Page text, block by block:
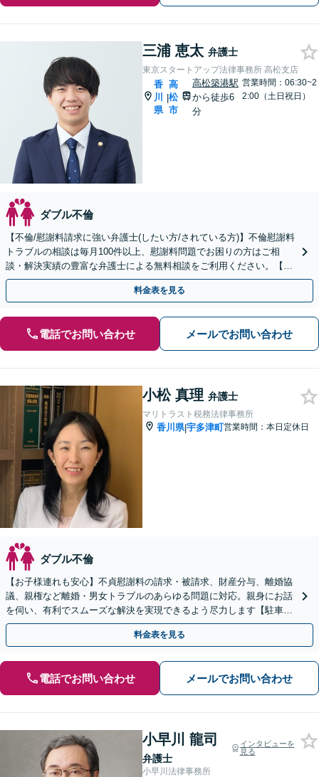
三浦 恵太 弁護士
東京スタートアップ法律事務所 高松支店
香
川
県
|
高
松
市
高松築港駅
から徒歩6
分
営業時間：06:30~2
2:00（土日祝日）
ダブル不倫
【不倫/慰謝料請求に強い弁護士(したい方/されている方)】不倫慰謝料
トラブルの相談は毎月100件以上、慰謝料問題でお困りの方はご相
談・解決実績の豊富な弁護士による無料相談をご利用ください。【不
倫相談は初回0円】【香川県全域対応】
料金表を見る
電話でお問い合わせ メールでお問い合わせ
小松 真理 弁護士
マリトラスト税務法律事務所
香川県|宇多津町営業時間：本日定休日
ダブル不倫
【お子様連れも安心】不貞慰謝料の請求・被請求、財産分与、離婚協
議、親権など離婚・男女トラブルのあらゆる問題に対応。親身にお話
を伺い、有利でスムーズな解決を実現できるよう尽力します【駐車場
あり】
料金表を見る
電話でお問い合わせ メールでお問い合わせ
小早川 龍司
弁護士
インタビューを
見る
小早川法律事務所